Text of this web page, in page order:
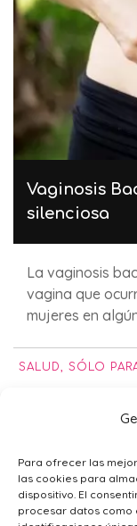
Para ofrecer las
las cookies para
dispositivo. El
procesar datos como
Vaginosis
silenciosa
La vaginosis
vagina que
mujeres en
SALUD, SÓLO